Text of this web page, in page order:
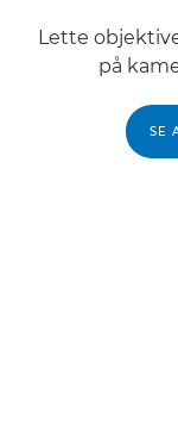
Lette
på
SE